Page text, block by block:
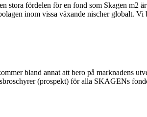
stora fördelen för en fond som Skagen m2
inom vissa växande nischer globalt.
bland annat att bero på marknadens
(prospekt) för alla SKAGENs